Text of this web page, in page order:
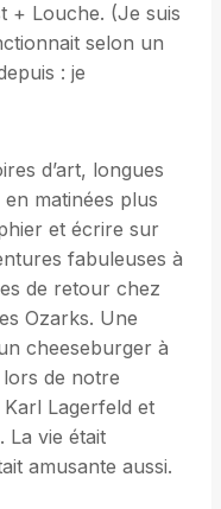
+ Louche. (Je suis
selon un
: je
d’art, longues
matinées plus
et écrire sur
fabuleuses à
de retour chez
Ozarks. Une
cheeseburger à
lors de notre
Lagerfeld et
La vie était
amusante aussi.